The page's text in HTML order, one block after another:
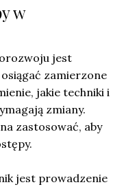
w
jest
zamierzone
jakie techniki i
zmiany.
zastosować, aby
jest prowadzenie